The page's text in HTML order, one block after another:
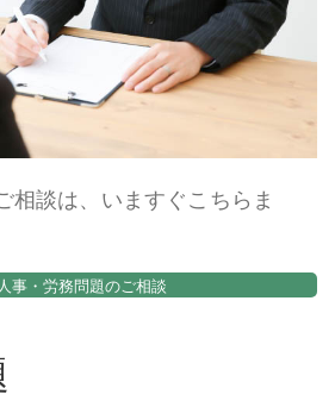
相談は、いますぐこちらま
人事・労務問題のご相談